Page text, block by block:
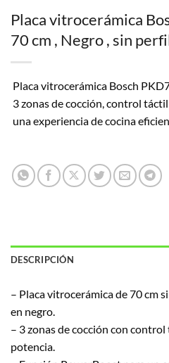
Placa vitrocerámica
70 cm , Negro , sin
Placa vitrocerámica Bosch
3 zonas de cocción, control
una experiencia de cocina
DESCRIPCIÓN
– Placa vitrocerámica de 70 cm
en negro.
– 3 zonas de cocción con
potencia.